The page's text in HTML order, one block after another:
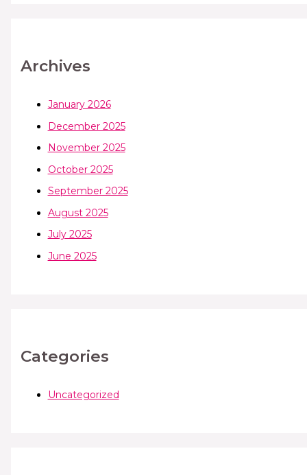
Archives
January 2026
December 2025
November 2025
October 2025
September 2025
August 2025
July 2025
June 2025
Categories
Uncategorized